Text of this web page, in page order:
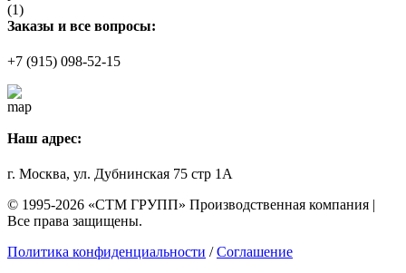
Заказы и все вопросы:
+7 (915) 098-52-15
Наш адрес:
г. Москва, ул. Дубнинская 75 стр 1А
© 1995-2026 «СТМ ГРУПП» Производственная компания |
Все права защищены.
Политика конфиденциальности /Соглашение